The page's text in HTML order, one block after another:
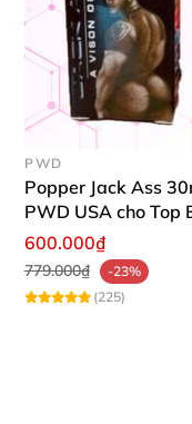
PWD
Popper Jack Ass
PWD USA cho Top
600.000₫
779.000₫
-23%
(225)